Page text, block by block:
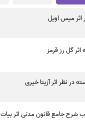
اثر میس اویل
اثر گل رز قرمز
در نظر اثر آزیتا خیری
شرح جامع قانون مدنی اثر بیات